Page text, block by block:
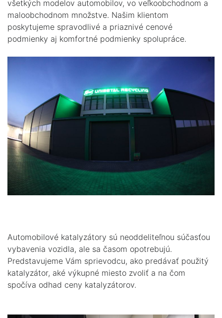
všetkých modelov automobilov, vo veľkoobchodnom a
maloobchodnom množstve. Našim klientom
poskytujeme spravodlivé a priaznivé cenové
podmienky aj komfortné podmienky spolupráce.
Automobilové katalyzátory sú neoddeliteľnou súčasťou
vybavenia vozidla, ale sa časom opotrebujú.
Predstavujeme Vám sprievodcu, ako predávať použitý
katalyzátor, aké výkupné miesto zvoliť a na čom
spočíva odhad ceny katalyzátorov.